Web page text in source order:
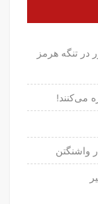
در تنگه هرمز
می‌کنند!
واشنگتن